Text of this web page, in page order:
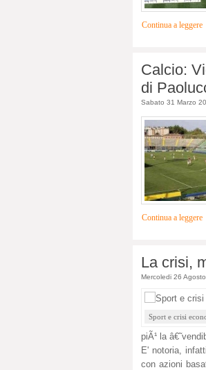
Continua a leggere
Calcio:
di
Sabato 31 Marzo
Continua a leggere
La crisi,
Mercoledi 26
Sport e crisi
piÃ¹ la
E' notoria,
con azioni